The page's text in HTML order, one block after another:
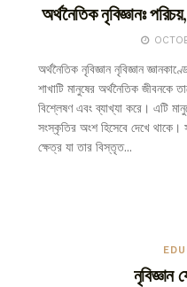
অর্থনৈতিক নৃবিজ্ঞানঃ
অর্থনৈতিক নৃবিজ্ঞান নৃবিজ্ঞান
শাখাটি মানুষের অর্থনৈতিক জীবনকে
বিশ্লেষণ এবং ব্যাখ্যা করে। এটি
সংস্কৃতির অংশ হিসেবে দেখে থাকে।
ক্ষেত্র যা তার বিস্তৃত...
নৃবিজ্ঞান